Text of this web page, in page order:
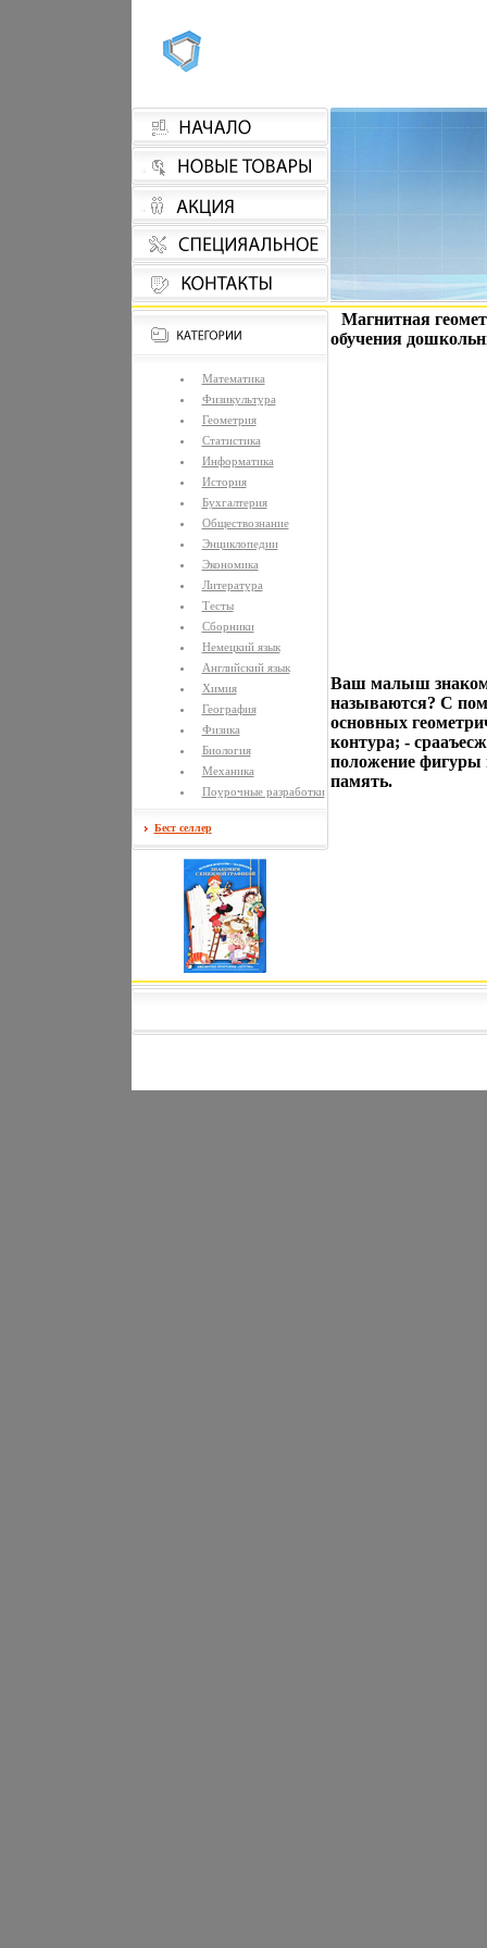
Математика
Физикультура
Геометрия
Статистика
Информатика
История
Бухгалтерия
Обществознание
Энциклопедии
Экономика
Литература
Тесты
Сборники
Немецкий язык
Английский язык
Химия
География
Физика
Биология
Механика
Поурочные разработки
Бест селлер
Магнитная
обучения
Ваш малыш знаком
называются? С
основных
контура; -
положение фигуры
память.